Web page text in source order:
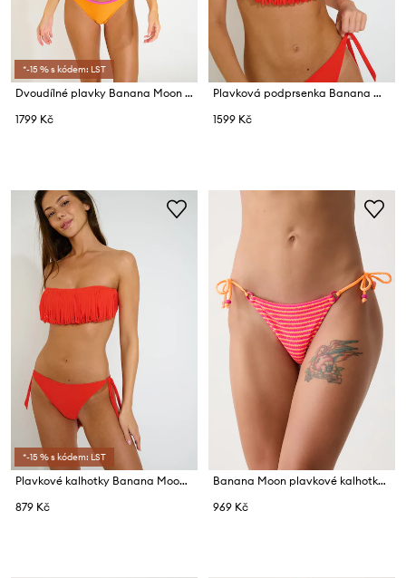
*-15 % s kódem: LST
Dvoudílné plavky Banana Moon Sunkiss
1799 Kč
Plavková podprsenka Banana Moon Fringes
1599 Kč
*-15 % s kódem: LST
Plavkové kalhotky Banana Moon Fringes
879 Kč
Banana Moon plavkové kalhotky dámské CALYPSEA
969 Kč